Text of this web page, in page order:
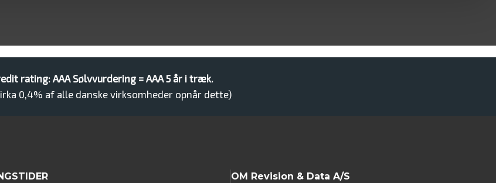
rating: AAA Sølvvurdering = AAA 5 år i træk.
0,4% af alle danske virksomheder opnår dette)
OM ​Revision & Data A/S